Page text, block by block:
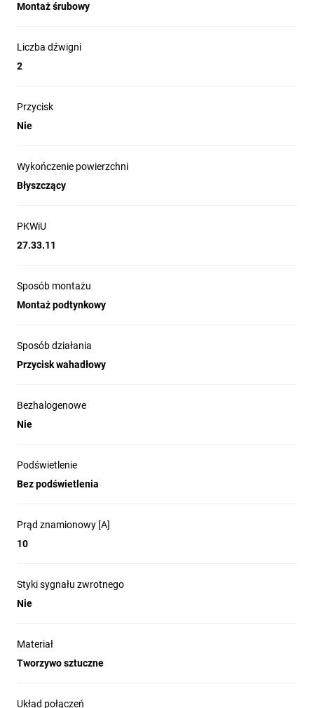
Montaż śrubowy
Liczba dźwigni
2
Przycisk
Nie
Wykończenie powierzchni
Błyszczący
PKWiU
27.33.11
Sposób montażu
Montaż podtynkowy
Sposób działania
Przycisk wahadłowy
Bezhalogenowe
Nie
Podświetlenie
Bez podświetlenia
Prąd znamionowy [A]
10
Styki sygnału zwrotnego
Nie
Materiał
Tworzywo sztuczne
Układ połączeń